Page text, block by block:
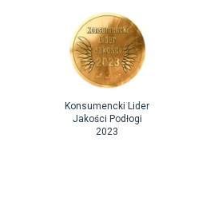
Konsumencki Lider
Jakości Podłogi
2023